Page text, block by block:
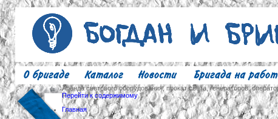
Аренда светового оборудования, прокат света, генераторов,
Перейти к содержимому
Главная